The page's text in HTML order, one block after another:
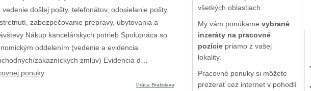
došlej pošty, telefonátov, odosielanie pošty,
zabezpečovanie prepravy, ubytovania a
Nákup kancelárskych potrieb Spolupráca so
oddelením (vedenie a evidencia
zákazníckych zmlúv) Evidencia d…
ponuky
Práca Bratislava
všetkých oblastiach.
My vám ponúkame vybrané
inzeráty na pracovné
pozície priamo z vašej
lokality.
Pracovné ponuky si môžete
prezerať cez internet v pohodlí